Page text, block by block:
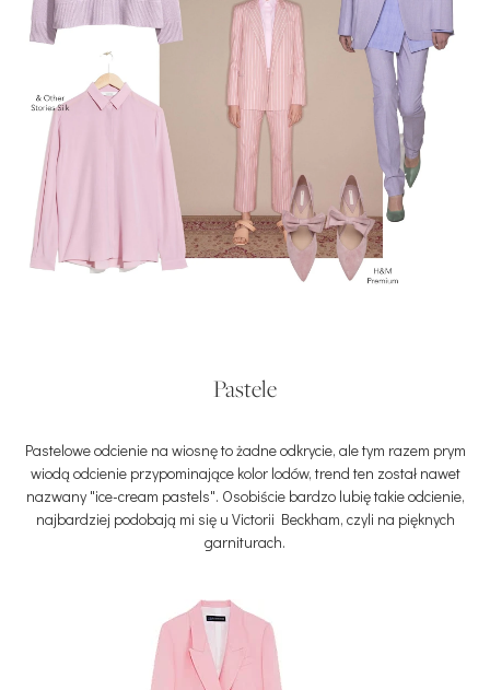
Pastele
Pastelowe odcienie na wiosnę to żadne odkrycie, ale tym razem prym
wiodą odcienie przypominające kolor lodów, trend ten został nawet
nazwany "ice-cream pastels". Osobiście bardzo lubię takie odcienie,
najbardziej podobają mi się u Victorii Beckham, czyli na pięknych
garniturach.